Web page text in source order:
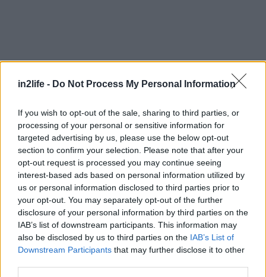
in2life - Do Not Process My Personal Information
If you wish to opt-out of the sale, sharing to third parties, or
processing of your personal or sensitive information for
targeted advertising by us, please use the below opt-out
section to confirm your selection. Please note that after your
opt-out request is processed you may continue seeing
interest-based ads based on personal information utilized by
us or personal information disclosed to third parties prior to
your opt-out. You may separately opt-out of the further
disclosure of your personal information by third parties on the
IAB’s list of downstream participants. This information may
also be disclosed by us to third parties on the IAB’s List of
Downstream Participants that may further disclose it to other